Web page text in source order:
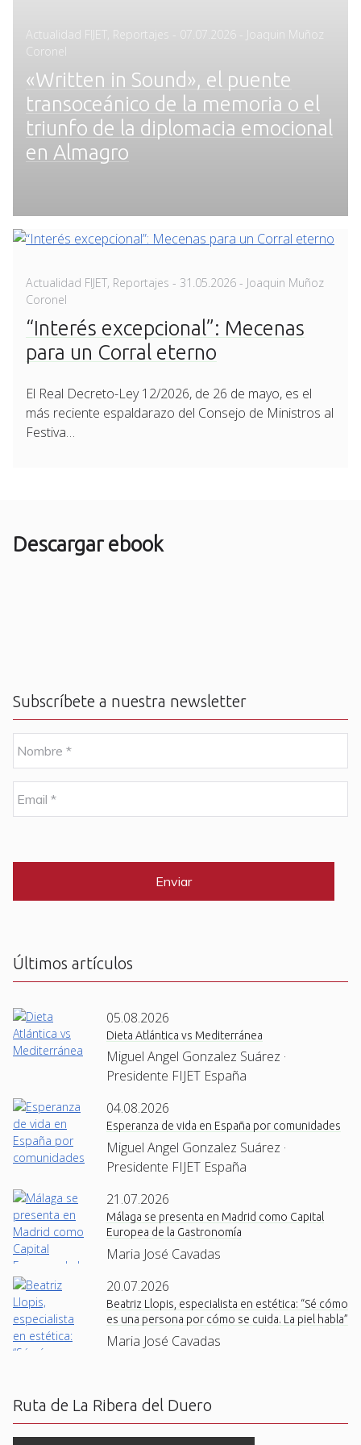
Actualidad FIJET Reportajes -
Posted
07.07.2026 - Joaquin Muñoz
Coronel
«Written in Sound», el puente
transoceánico de la memoria o el
triunfo de la diplomacia emocional
en Almagro
Actualidad FIJET, Reportajes - Posted
31.05.2026 - Joaquin Muñoz
Coronel
“Interés excepcional”: Mecenas
para un Corral eterno
El Real Decreto-Ley 12/2026, de 26 de mayo, es el
más reciente espaldarazo del Consejo de Ministros al
Festiva…
Descargar ebook
Subscríbete a nuestra newsletter
o
m
e
m
a
C
Últimos artículos
05.08.2026
Dieta Atlántica vs Mediterránea
Miguel Angel Gonzalez Suárez ·
Presidente FIJET España
04.08.2026
Esperanza de vida en España por comunidades
Miguel Angel Gonzalez Suárez ·
Presidente FIJET España
21.07.2026
Málaga se presenta en Madrid como Capital
Europea de la Gastronomía
Maria José Cavadas
20.07.2026
Beatriz Llopis, especialista en estética: “Sé cómo
es una persona por cómo se cuida. La piel habla”
Maria José Cavadas
Ruta de La Ribera del Duero